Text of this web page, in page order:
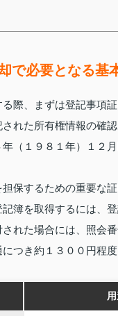
で必要となる基
際、まずは登記事項
れた所有権情報の確
年（１９８１年）１２
保するための重要な
簿を取得するには、
れた場合には、照会
つき約１３００円程度